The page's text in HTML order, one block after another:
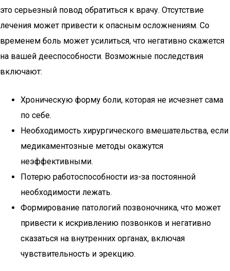
это серьезный повод обратиться к врачу. Отсутствие
лечения может привести к опасным осложнениям. Со
временем боль может усилиться, что негативно скажется
на вашей дееспособности. Возможные последствия
включают:
Хроническую форму боли, которая не исчезнет сама
по себе.
Необходимость хирургического вмешательства, если
медикаментозные методы окажутся
неэффективными.
Потерю работоспособности из-за постоянной
необходимости лежать.
Формирование патологий позвоночника, что может
привести к искривлению позвонков и негативно
сказаться на внутренних органах, включая
чувствительность и эрекцию.